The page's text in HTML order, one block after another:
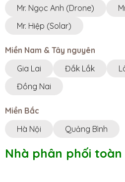
Mr. Ngọc Anh (Drone)
Mr. Hiệp (Solar)
Miền Nam & Tây nguyên
Gia Lai
Đắk Lắk
Đồng Nai
Miền Bắc
Hà Nội
Quảng Bình
Nhà phân phối toàn